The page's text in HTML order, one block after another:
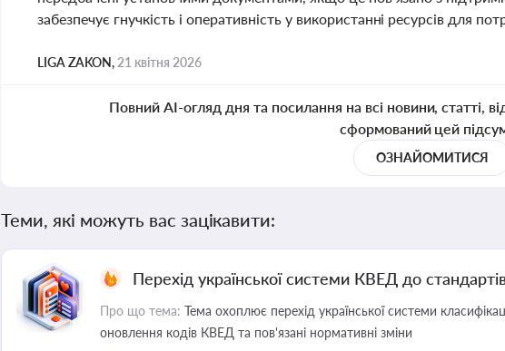
забезпечує гнучкість і оперативність у використанні ресурсів для
LIGA ZAKON, 21 квітня 2026
Повний AI-огляд дня та посилання на всі новини, статті,
сформований цей
ОЗНАЙОМИТИСЯ
Теми, які можуть вас зацікавити:
Перехід української системи КВЕД до
Про що тема: Тема охоплює перехід української системи
оновлення кодів КВЕД та пов'язані нормативні зміни